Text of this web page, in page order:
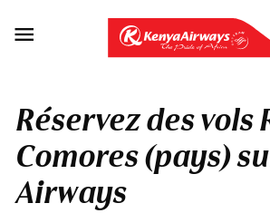

Réservez des vols
Comores (pays)
Airways